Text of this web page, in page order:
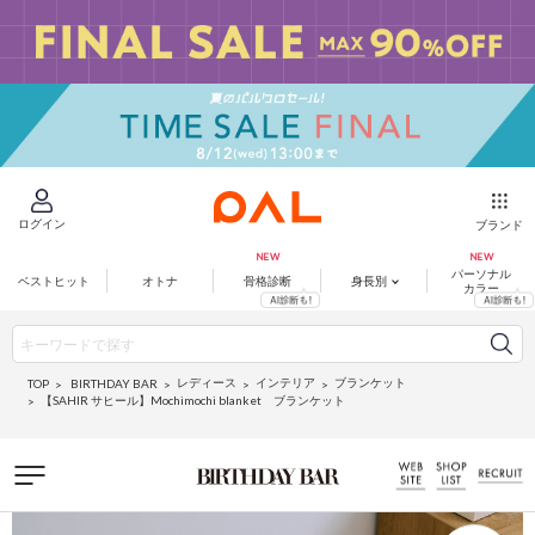
ログイン ブランド
ベストヒット オトナ 骨格診断 身長別
パーソナル
カラー
TOP BIRTHDAY BAR レディース インテリア
ブランケット
【SAHIR サヒール】Mochimochi blanket ブランケット